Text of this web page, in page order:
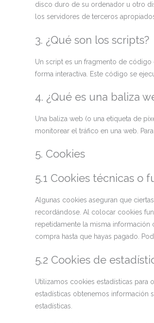
disco duro de su ordenador u otro
los servidores de terceros
3. ¿Qué son los scripts?
Un script es un fragmento de
forma interactiva. Este código se
4. ¿Qué es una baliza
Una baliza web (o una etiqueta de
monitorear el tráfico en una web.
5. Cookies
5.1 Cookies técnicas o
Algunas cookies aseguran que
recordándose. Al colocar cookies
repetidamente la misma
compra hasta que hayas pagado.
5.2 Cookies de
Utilizamos cookies estadísticas para
estadísticas obtenemos información
estadísticas.